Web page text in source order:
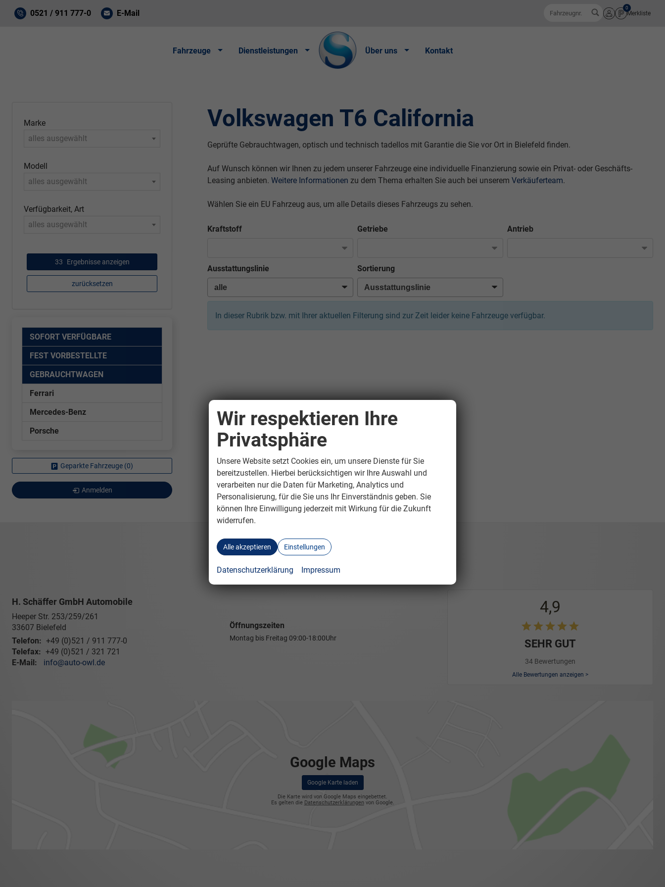
0521 / 911 777-0 E-Mail Fahrzeugnr.
Anmelden
Merkliste
0
Fahrzeuge Über uns
Dienstleistungen Kontakt
Volkswagen T6 California
Geprüfte Gebrauchtwagen, optisch und technisch tadellos mit Garantie die Sie vor Ort in Bielefeld finden.
Auf Wunsch können wir Ihnen zu jedem unserer Fahrzeuge eine individuelle Finanzierung sowie ein Privat- oder Geschäfts-
Leasing anbieten.Weitere Informationen zu dem Thema erhalten Sie auch bei unseremVerkäuferteam.
Wählen Sie ein EU Fahrzeug aus, um alle Details dieses Fahrzeugs zu sehen.
Kraftstoff Getriebe Antrieb
Ausstattungslinie Sortierung
In dieser Rubrik bzw. mit Ihrer aktuellen Filterung sind zur Zeit leider keine Fahrzeuge verfügbar.
Marke
alles ausgewählt
Modell
alles ausgewählt
Verfügbarkeit, Art
alles ausgewählt
33 Ergebnisse anzeigen
zurücksetzen
SOFORT VERFÜGBARE
FEST VORBESTELLTE
GEBRAUCHTWAGEN
Ferrari
Mercedes-Benz
Porsche
Geparkte Fahrzeuge (0)
Anmelden
H. Schäffer GmbH Automobile
Heeper Str. 253/259/261
33607 Bielefeld
Telefon: +49 (0)521 / 911 777-0
Telefax: +49 (0)521 / 321 721
E-Mail:
info@auto-owl.de
Öffnungszeiten
Montag bis Freitag 09:00-18:00Uhr
4,9
SEHR GUT
34 Bewertungen
Alle Bewertungen anzeigen >
Google Maps
Google Karte laden
Die Karte wird von Google Maps eingebettet.
Es gelten die Datenschutzerklärungen von Google.
Wir respektieren Ihre
Privatsphäre
Unsere Website setzt Cookies ein, um unsere Dienste für Sie
bereitzustellen. Hierbei berücksichtigen wir Ihre Auswahl und
verarbeiten nur die Daten für Marketing, Analytics und
Personalisierung, für die Sie uns Ihr Einverständnis geben. Sie
können Ihre Einwilligung jederzeit mit Wirkung für die Zukunft
widerrufen.
Alle akzeptieren Einstellungen
Datenschutzerklärung Impressum